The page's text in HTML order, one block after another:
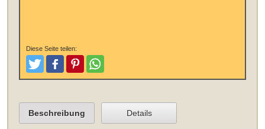
Diese Seite teilen:
TweetenPostenPinterestTeilen
Beschreibung Details